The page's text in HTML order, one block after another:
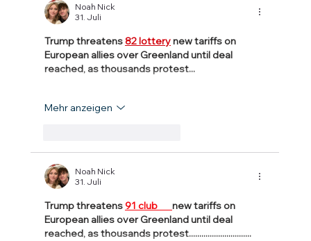
Noah Nick
31. Juli
Trump threatens 82 lottery new tariffs on
European allies over Greenland until deal
reached, as thousands protest...
Mehr anzeigen
Noah Nick
31. Juli
Trump threatens 91 club
new tariffs on
European allies over Greenland until deal
reached, as thousands protest..............................